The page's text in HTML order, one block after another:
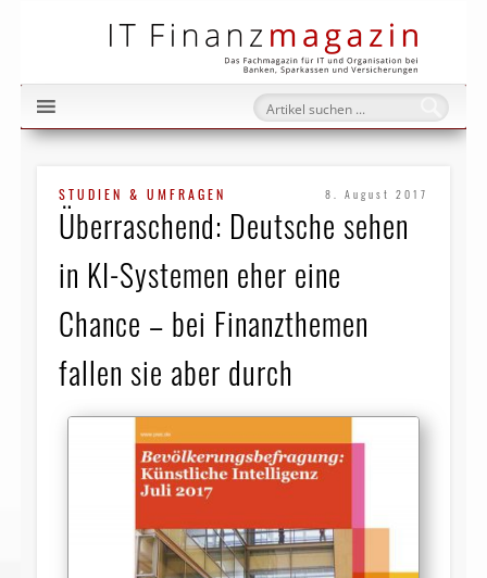
STUDIEN & UMFRAGEN 8. August 2017
Überraschend: Deutsche sehen
in KI-Systemen eher eine
Chance – bei Finanz­themen
fallen sie aber durch